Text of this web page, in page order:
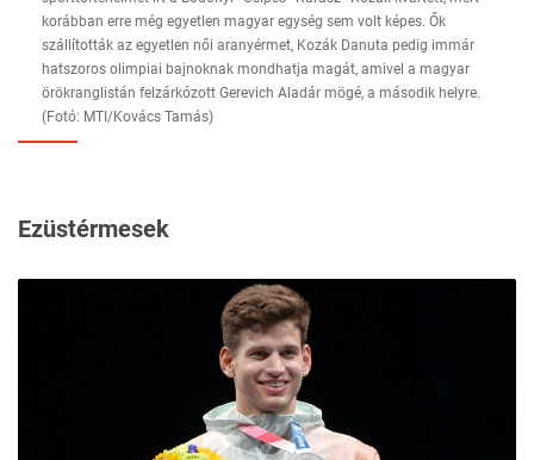
korábban erre még egyetlen magyar egység sem volt képes. Ők
szállították az egyetlen női aranyérmet, Kozák Danuta pedig immár
hatszoros olimpiai bajnoknak mondhatja magát, amivel a magyar
örökranglistán felzárkózott Gerevich Aladár mögé, a második helyre.
(Fotó: MTI/Kovács Tamás)
Ezüstérmesek